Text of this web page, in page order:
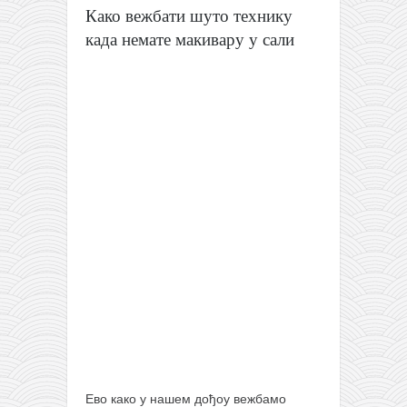
моменти и места
бонус садржај
светлопис
духовни отац
забрањена историја
породичне приче
прота Воја
календар српски
Окинава карате
Како вежбати шуто технику
када немате макивару у сали
Ево како у нашем дођоу вежбамо